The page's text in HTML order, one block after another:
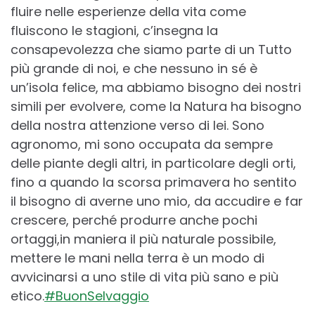
fluire nelle esperienze della vita come
fluiscono le stagioni, c’insegna la
consapevolezza che siamo parte di un Tutto
più grande di noi, e che nessuno in sé è
un’isola felice, ma abbiamo bisogno dei nostri
simili per evolvere, come la Natura ha bisogno
della nostra attenzione verso di lei. Sono
agronomo, mi sono occupata da sempre
delle piante degli altri, in particolare degli orti,
fino a quando la scorsa primavera ho sentito
il bisogno di averne uno mio, da accudire e far
crescere, perché produrre anche pochi
ortaggi,in maniera il più naturale possibile,
mettere le mani nella terra è un modo di
avvicinarsi a uno stile di vita più sano e più
etico.#BuonSelvaggio